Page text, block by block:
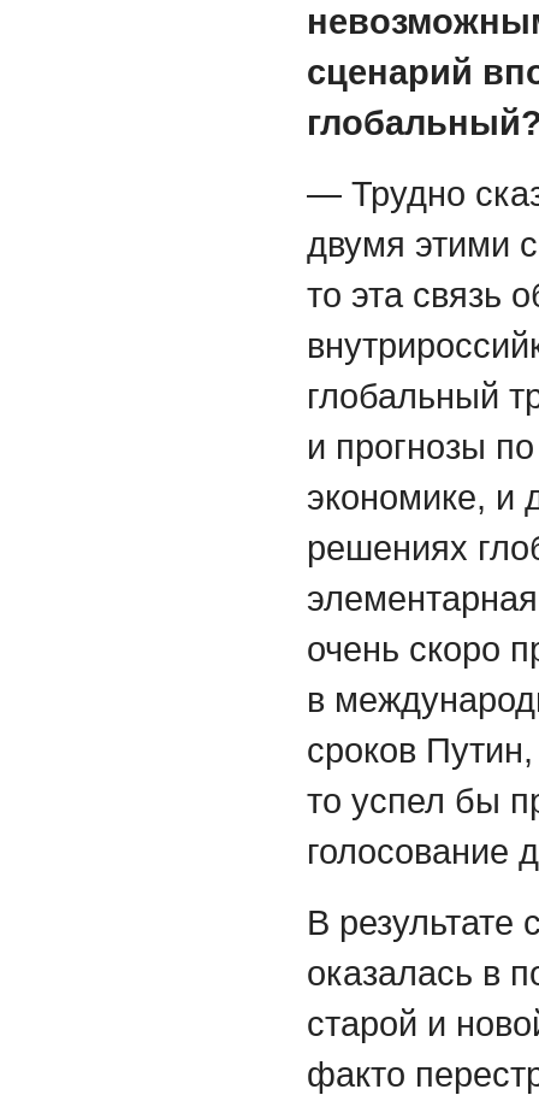
сценарий
— Трудно
двумя этими
то эта связь
глобальный
и прогнозы
экономике, и
решениях
очень скоро
в
сроков
то успел бы
голосование
В результате
оказалась в
старой и
факто